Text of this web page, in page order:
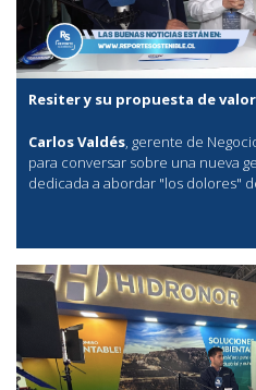
Resiter y su propuesta de
Carlos Valdés, gerente de
para conversar sobre una nueva
dedicada a abordar "los dolores"